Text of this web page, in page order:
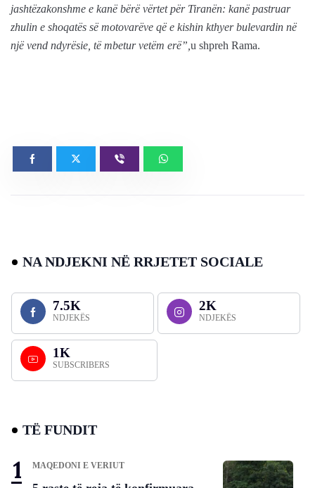
jashtëzakonshme e kanë bërë vërtet për Tiranën: kanë pastruar
zhulin e shoqatës së motovarëve që e kishin kthyer bulevardin në
një vend ndyrësie, të mbetur vetëm erë”, u shpreh Rama.
NA NDJEKNI NË RRJETET SOCIALE
7.5K
NDJEKËS
2K
NDJEKËS
1K
SUBSCRIBERS
TË FUNDIT
MAQEDONI E VERIUT